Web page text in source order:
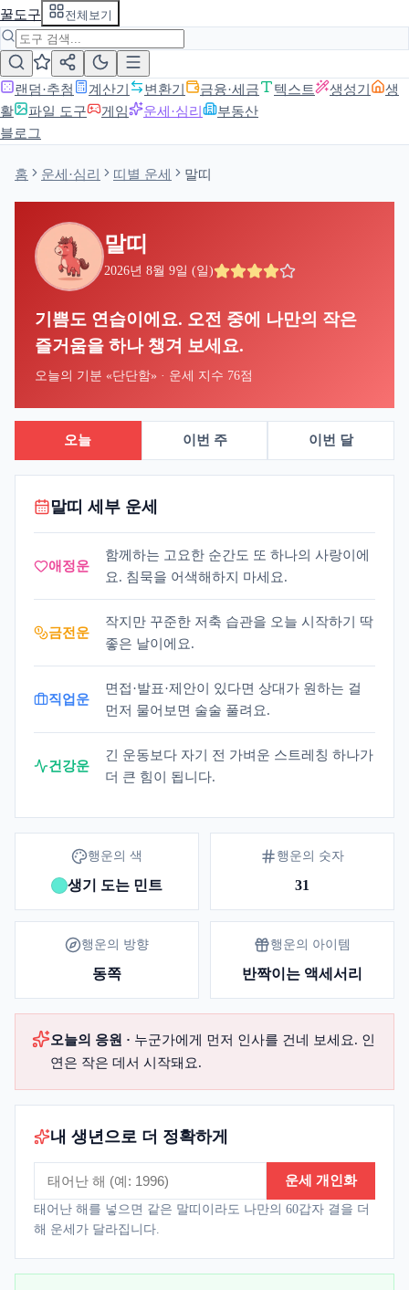
꿀도구 전체보기
랜덤·추첨 계산기 변환기 금융·세금 텍스트 생성기
생
활
파일 도구 게임 운세·심리
부동산
블로그
홈 운세·심리 띠별 운세 말띠
말띠
2026년 8월 9일 (일)
기쁨도 연습이에요. 오전 중에 나만의 작은
즐거움을 하나 챙겨 보세요.
오늘의 기분 «단단함» · 운세 지수 76점
오늘 이번 주 이번 달
말띠 세부 운세
애정운
함께하는 고요한 순간도 또 하나의 사랑이에
요. 침묵을 어색해하지 마세요.
금전운
작지만 꾸준한 저축 습관을 오늘 시작하기 딱
좋은 날이에요.
직업운
면접·발표·제안이 있다면 상대가 원하는 걸
먼저 물어보면 술술 풀려요.
건강운
긴 운동보다 자기 전 가벼운 스트레칭 하나가
더 큰 힘이 됩니다.
행운의 색
생기 도는 민트
행운의 숫자
31
행운의 방향
동쪽
행운의 아이템
반짝이는 액세서리
오늘의 응원 · 누군가에게 먼저 인사를 건네 보세요. 인
연은 작은 데서 시작돼요.
내 생년으로 더 정확하게
운세 개인화
태어난 해를 넣으면 같은 말띠 이라도 나만의 60갑자 결을 더
해 운세가 달라집니다.